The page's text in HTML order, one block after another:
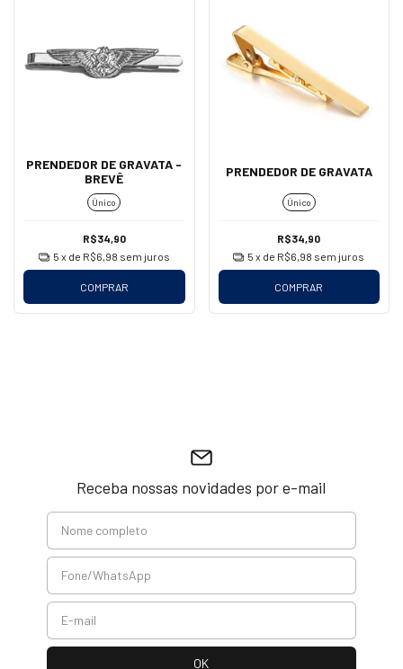
PRENDEDOR DE GRAVATA -
BREVÊ
Único
R$34,90
5 x de R$6,98 sem juros
COMPRAR
PRENDEDOR DE GRAVATA
Único
R$34,90
5 x de R$6,98 sem juros
COMPRAR
Receba nossas novidades por e-mail